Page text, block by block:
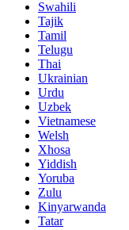
Swahili
Tajik
Tamil
Telugu
Thai
Ukrainian
Urdu
Uzbek
Vietnamese
Welsh
Xhosa
Yiddish
Yoruba
Zulu
Kinyarwanda
Tatar